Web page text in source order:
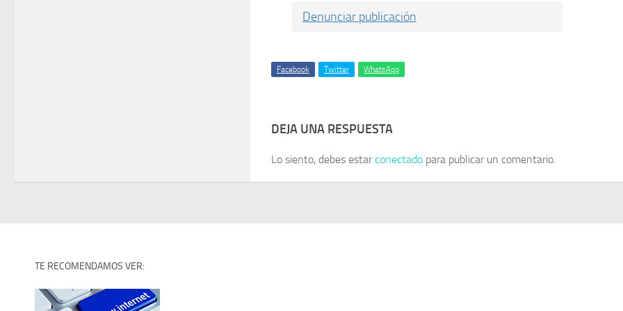
Denunciar publicación
Facebook Twitter WhatsApp
DEJA UNA RESPUESTA
Lo siento, debes estarconectado para publicar un comentario.
TE RECOMENDAMOS VER: